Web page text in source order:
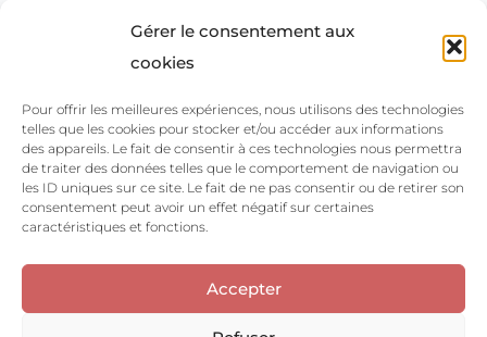
Gérer le consentement aux
cookies
Pour offrir les meilleures expériences, nous utilisons des technologies
telles que les cookies pour stocker et/ou accéder aux informations
des appareils. Le fait de consentir à ces technologies nous permettra
de traiter des données telles que le comportement de navigation ou
les ID uniques sur ce site. Le fait de ne pas consentir ou de retirer son
consentement peut avoir un effet négatif sur certaines
caractéristiques et fonctions.
Accepter
Site
Internet
site dans le navigateur pour mon prochain
commentaire.